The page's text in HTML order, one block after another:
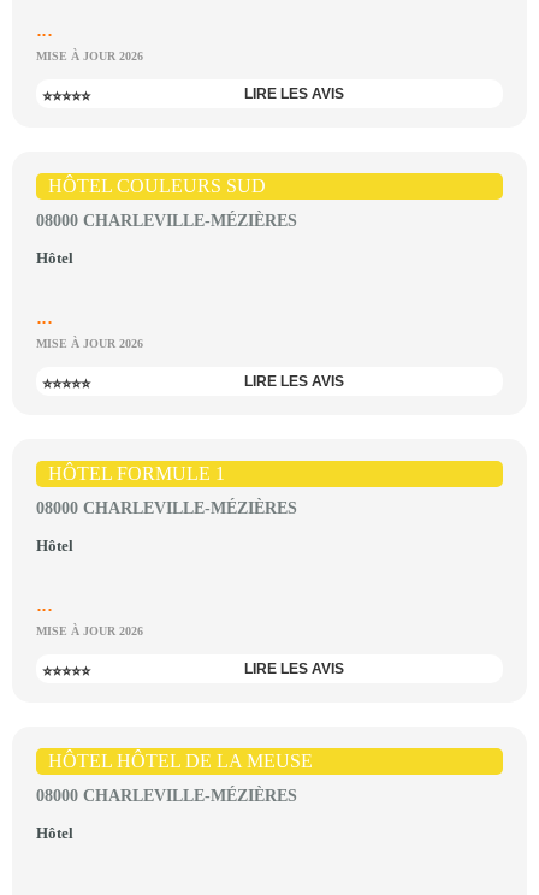
...
MISE À JOUR 2026
⭐⭐⭐⭐⭐ LIRE LES AVIS
HÔTEL COULEURS SUD
08000 CHARLEVILLE-MÉZIÈRES
Hôtel
...
MISE À JOUR 2026
⭐⭐⭐⭐⭐ LIRE LES AVIS
HÔTEL FORMULE 1
08000 CHARLEVILLE-MÉZIÈRES
Hôtel
...
MISE À JOUR 2026
⭐⭐⭐⭐⭐ LIRE LES AVIS
HÔTEL HÔTEL DE LA MEUSE
08000 CHARLEVILLE-MÉZIÈRES
Hôtel